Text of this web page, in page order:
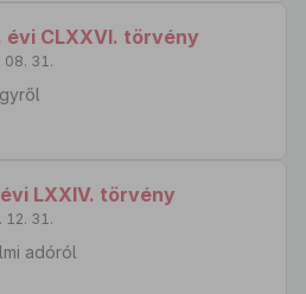
évi CLXXVI. törvény
08. 31.
LXXIV. törvény
12. 31.
adóról